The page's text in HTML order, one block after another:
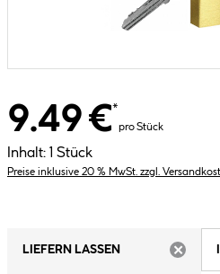
9.49 €*
pro Stück
Inhalt: 1 Stück
Preise inklusive 20 % MwSt. zzgl.
LIEFERN LASSEN